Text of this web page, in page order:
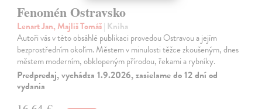
Fenomén Ostravsko
Lenart Jan, Majliš Tomáš| Kniha
Autoři vás v této obsáhlé publikaci provedou Ostravou a jejím
bezprostředním okolím. Městem v minulosti těžce zkoušeným, dnes
městem moderním, obklopeným přírodou, řekami a rybníky.
Predpredaj, vychádza 1.9.2026, zasielame do 12 dní od
vydania